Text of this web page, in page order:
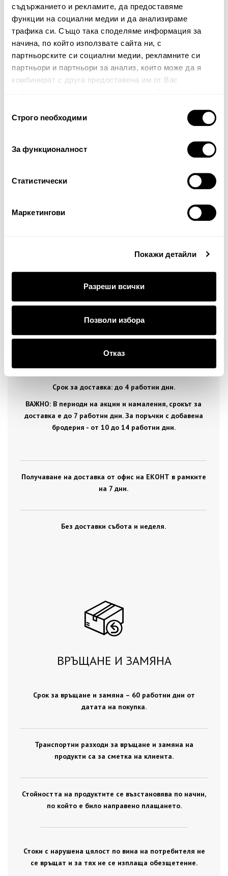
съдържанието и рекламите, да предоставяме
функции на социални медии и да анализираме
трафика си. Също така споделяме информация за
начина, по който използвате сайта ни, с
партньорските си социални медии, рекламните си
партньори и партньори за анализ, които може да я
комбинират с друга предоставена им от Вас
наСтрого nеобходими
За функционалност
Статистически
Маркетингови
Покажи детайли
Разреши всички
Позволи избора
Отказ
цялата страна.
Безплатна доставка за покупка над 70
цялата страна.
Срок за доставка: до 4 работни дни.
ВАЖНО: В периоди на акции и намаления, срокът за
доставка е до 7 работни дни. За поръчки с добавена
бродерия - от 10 до 14 работни дни.
Получаване на доставка от офис на ЕКОНТ в рамките
на 7 дни.
Без доставки събота и неделя.
ВРЪЩАНЕ И ЗАМЯНА
Срок за връщане и замяна – 60 работни дни от
датата на покупка.
Транспортни разходи за връщане и замяна на
продукти са за сметка на клиента.
Стойността на продуктите се възстановява по начин,
по който е било направено плащането.
Стоки с нарушена цялост по вина на потребителя не
се връщат и за тях не се изплаща обезщетение.